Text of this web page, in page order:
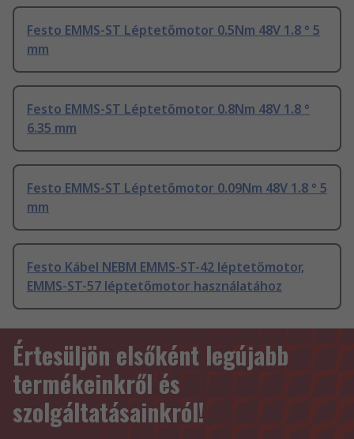
Festo EMMS-ST Léptetőmotor 0.5Nm 48V 1.8 ° 5
mm
Festo EMMS-ST Léptetőmotor 0.8Nm 48V 1.8 °
6.35 mm
Festo EMMS-ST Léptetőmotor 0.09Nm 48V 1.8 ° 5
mm
Festo Kábel NEBM EMMS-ST-42 léptetőmotor,
EMMS-ST-57 léptetőmotor használatához
Értesüljön elsőként legújabb
termékeinkről és
szolgáltatásainkról!